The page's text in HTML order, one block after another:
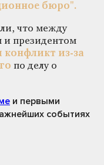
бюро".
что между
президентом
конфликт из-за
по делу о
и первыми
событиях